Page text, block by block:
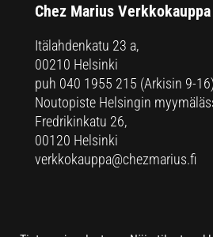
Chez Marius Verkkokauppa
Itälahdenkatu 23 a,
00210 Helsinki
puh 040 1955 215 (Arkisin 9-16)
Noutopiste Helsingin
Fredrikinkatu 26,
00120 Helsinki
verkkokauppa@chezmarius.fi